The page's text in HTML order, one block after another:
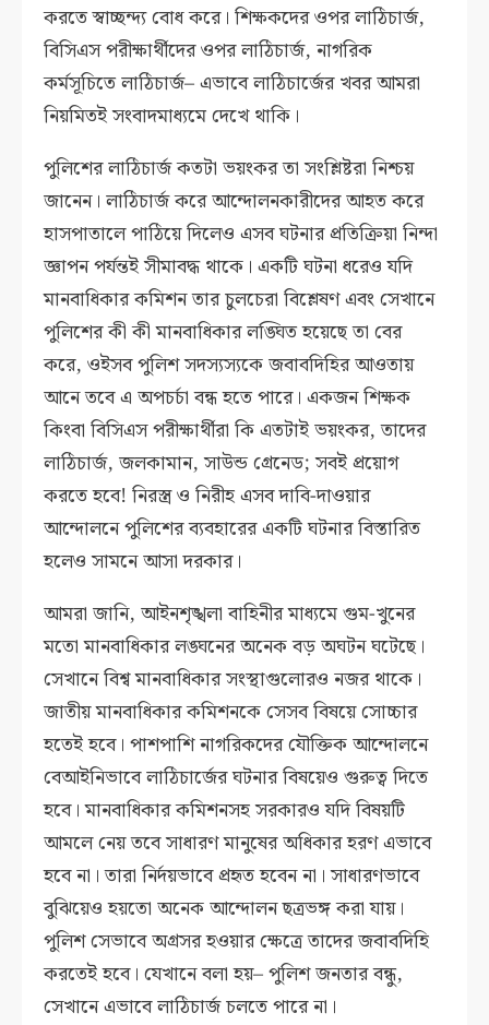
করতে স্বাচ্ছন্দ্য বোধ করে। শিক্ষকদের ওপর লাঠিচার্জ,
বিসিএস পরীক্ষার্থীদের ওপর লাঠিচার্জ, নাগরিক
কর্মসূচিতে লাঠিচার্জ– এভাবে লাঠিচার্জের খবর আমরা
নিয়মিতই সংবাদমাধ্যমে দেখে থাকি।
পুলিশের লাঠিচার্জ কতটা ভয়ংকর তা সংশ্লিষ্টরা নিশ্চয়
জানেন। লাঠিচার্জ করে আন্দোলনকারীদের আহত করে
হাসপাতালে পাঠিয়ে দিলেও এসব ঘটনার প্রতিক্রিয়া নিন্দা
জ্ঞাপন পর্যন্তই সীমাবদ্ধ থাকে। একটি ঘটনা ধরেও যদি
মানবাধিকার কমিশন তার চুলচেরা বিশ্লেষণ এবং সেখানে
পুলিশের কী কী মানবাধিকার লঙ্ঘিত হয়েছে তা বের
করে, ওইসব পুলিশ সদস্যস্যকে জবাবদিহির আওতায়
আনে তবে এ অপচর্চা বন্ধ হতে পারে। একজন শিক্ষক
কিংবা বিসিএস পরীক্ষার্থীরা কি এতটাই ভয়ংকর, তাদের
লাঠিচার্জ, জলকামান, সাউন্ড গ্রেনেড; সবই প্রয়োগ
করতে হবে! নিরস্ত্র ও নিরীহ এসব দাবি-দাওয়ার
আন্দোলনে পুলিশের ব্যবহারের একটি ঘটনার বিস্তারিত
হলেও সামনে আসা দরকার।
আমরা জানি, আইনশৃঙ্খলা বাহিনীর মাধ্যমে গুম-খুনের
মতো মানবাধিকার লঙ্ঘনের অনেক বড় অঘটন ঘটেছে।
সেখানে বিশ্ব মানবাধিকার সংস্থাগুলোরও নজর থাকে।
জাতীয় মানবাধিকার কমিশনকে সেসব বিষয়ে সোচ্চার
হতেই হবে। পাশপাশি নাগরিকদের যৌক্তিক আন্দোলনে
বেআইনিভাবে লাঠিচার্জের ঘটনার বিষয়েও গুরুত্ব দিতে
হবে। মানবাধিকার কমিশনসহ সরকারও যদি বিষয়টি
আমলে নেয় তবে সাধারণ মানুষের অধিকার হরণ এভাবে
হবে না। তারা নির্দয়ভাবে প্রহৃত হবেন না। সাধারণভাবে
বুঝিয়েও হয়তো অনেক আন্দোলন ছত্রভঙ্গ করা যায়।
পুলিশ সেভাবে অগ্রসর হওয়ার ক্ষেত্রে তাদের জবাবদিহি
করতেই হবে। যেখানে বলা হয়– পুলিশ জনতার বন্ধু,
সেখানে এভাবে লাঠিচার্জ চলতে পারে না।